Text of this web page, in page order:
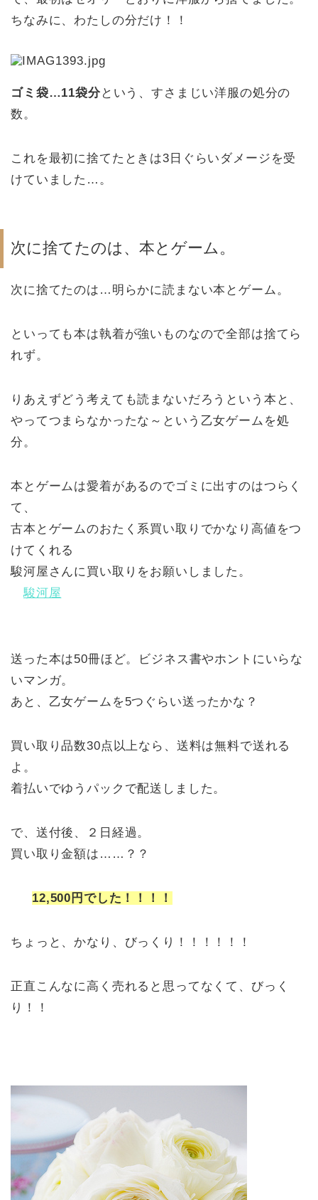
ちなみに、わたしの分だけ！！
ゴミ袋…11袋分 という、すさまじい洋服の処分の
数。
これを最初に捨てたときは3日ぐらいダメージを受
けていました…。
次に捨てたのは、本とゲーム。
次に捨てたのは…明らかに読まない本とゲーム。
といっても本は執着が強いものなので全部は捨てら
れず。
りあえずどう考えても読まないだろうという本と、
やってつまらなかったな～という乙女ゲームを処
分。
本とゲームは愛着があるのでゴミに出すのはつらく
て、
古本とゲームのおたく系買い取りでかなり高値をつ
けてくれる
駿河屋さんに買い取りをお願いしました。
駿河屋
送った本は50冊ほど。ビジネス書やホントにいらな
いマンガ。
あと、乙女ゲームを5つぐらい送ったかな？
買い取り品数30点以上なら、送料は無料で送れる
よ。
着払いでゆうパックで配送しました。
で、送付後、２日経過。
買い取り金額は……？？
12,500円でした！！！！
ちょっと、かなり、びっくり！！！！！！
正直こんなに高く売れると思ってなくて、びっく
り！！